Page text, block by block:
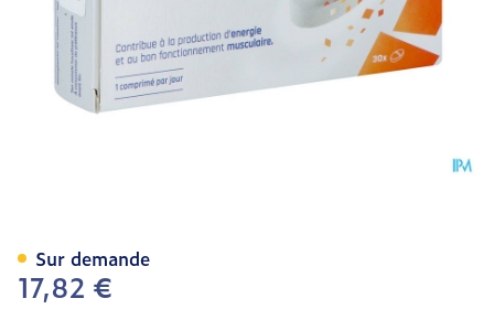
17,82 €
Sur demande